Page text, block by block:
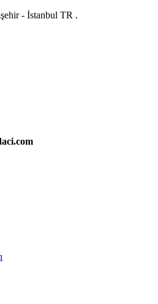
- İstanbul TR .